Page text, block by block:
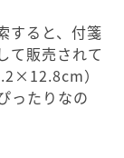
すると、付箋
て販売されて
）
ったりなの